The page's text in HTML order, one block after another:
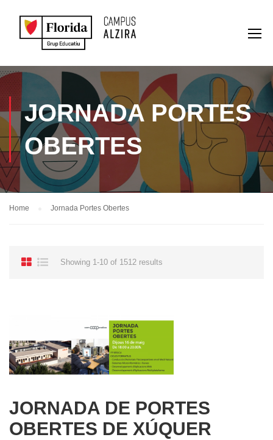
JORNADA PORTES
OBERTES
Home Jornada Portes Obertes
Showing 1-10 of 1512 results
JORNADA DE PORTES
OBERTES DE XÚQUER